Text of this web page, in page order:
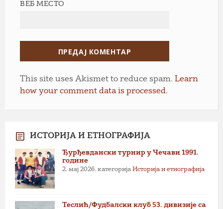
ВЕБ МЕСТО
This site uses Akismet to reduce spam. Learn
how your comment data is processed.
ИСТОРИЈА И ЕТНОГРАФИЈА
Ђурђевдански турнир у Чечави 1991.
године
2. мај 2026. категорија Историја и етнографија
Теслић/Фудбалски клуб 53. дивизије са